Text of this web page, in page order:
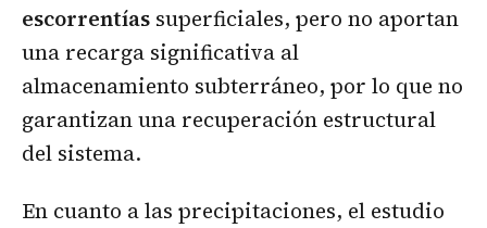
escorrentías superficiales, pero no aportan
una recarga significativa al
almacenamiento subterráneo, por lo que no
garantizan una recuperación estructural
del sistema.
En cuanto a las precipitaciones, el estudio